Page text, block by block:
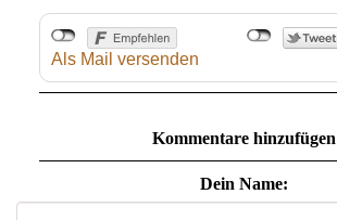
Als Mail versenden
Kommentare hinzufügen
Dein Name: